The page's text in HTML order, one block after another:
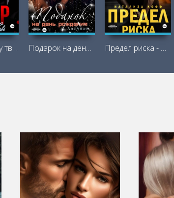
Тагир. Заберу твою любовь - Элен Блио Подарок на день рождения - Аля Алая Предел риска - Натализа Кофф